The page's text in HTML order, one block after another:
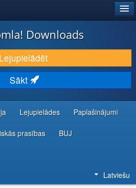
Downloads
Lejupielādēt
Sākt
Lejupielādes Paplašinājumi
prasības BUJ
Latviešu